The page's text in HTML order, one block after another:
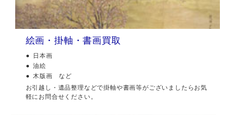
絵画・掛軸・書画買取
日本画
油絵
木版画 など
お引越し・遺品整理などで掛軸や書画等がございましたらお気
軽にお問合せください。